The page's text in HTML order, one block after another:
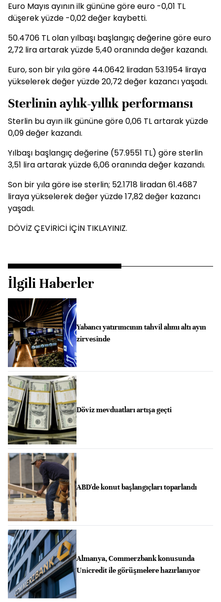
Euro Mayıs ayının ilk gününe göre euro -0,01 TL
düşerek yüzde -0,02 değer kaybetti.
50.4706 TL olan yılbaşı başlangıç değerine göre euro
2,72 lira artarak yüzde 5,40 oranında değer kazandı.
Euro, son bir yıla göre 44.0642 liradan 53.1954 liraya
yükselerek değer yüzde 20,72 değer kazancı yaşadı.
Sterlinin aylık-yıllık performansı
Sterlin bu ayın ilk gününe göre 0,06 TL artarak yüzde
0,09 değer kazandı.
Yılbaşı başlangıç değerine (57.9551 TL) göre sterlin
3,51 lira artarak yüzde 6,06 oranında değer kazandı.
Son bir yıla göre ise sterlin; 52.1718 liradan 61.4687
liraya yükselerek değer yüzde 17,82 değer kazancı
yaşadı.
DÖVİZ ÇEVİRİCİ İÇİN TIKLAYINIZ.
İlgili Haberler
Yabancı yatırımcının tahvil alımı altı ayın
zirvesinde
Döviz mevduatları artışa geçti
ABD'de konut başlangıçları toparlandı
Almanya, Commerzbank konusunda
Unicredit ile görüşmelere hazırlanıyor